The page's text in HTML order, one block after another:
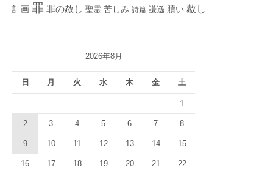
計画 罪 罪の赦し 聖霊 苦しみ 詩篇 謙遜 贖い 赦し
2026年8月
日 月 火 水 木 金 土
1
2 3 4 5 6 7 8
9 10 11 12 13 14 15
16 17 18 19 20 21 22